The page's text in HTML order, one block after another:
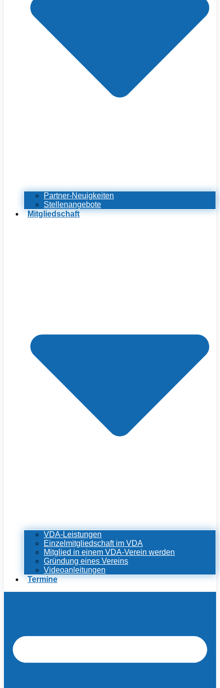
Partner-Neuigkeiten
Stellenangebote
Mitgliedschaft
VDA-Leistungen
Einzelmitgliedschaft im VDA
Mitglied in einem VDA-Verein werden
Gründung eines Vereins
Videoanleitungen
Termine